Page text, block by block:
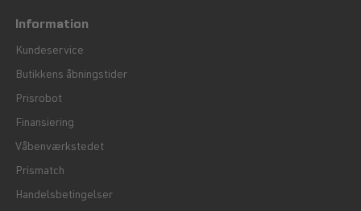
Information
Kundeservice
Butikkens åbningstider
Prisrobot
Finansiering
Våbenværkstedet
Prismatch
Handelsbetingelser